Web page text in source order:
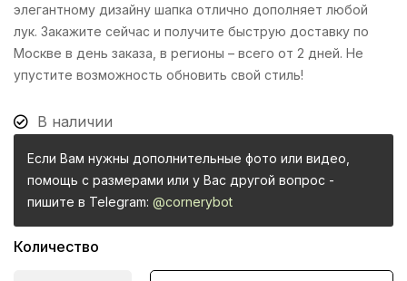
элегантному дизайну шапка отлично дополняет любой
лук. Закажите сейчас и получите быструю доставку по
Москве в день заказа, в регионы – всего от 2 дней. Не
упустите возможность обновить свой стиль!
В наличии
Если Вам нужны дополнительные фото или видео,
помощь с размерами или у Вас другой вопрос -
пишите в Telegram: @cornerybot
Количество